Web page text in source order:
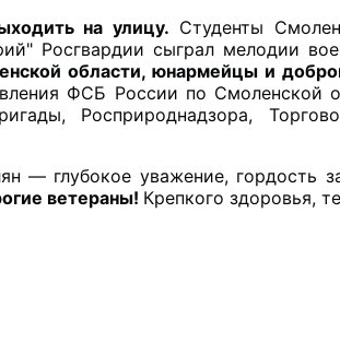
на улицу. Студенты
Росгвардии сыграл мелодии
области, юнармейцы и
ФСБ России по
Росприроднадзора,
— глубокое уважение, гордость
ветераны! Крепкого здоровья,